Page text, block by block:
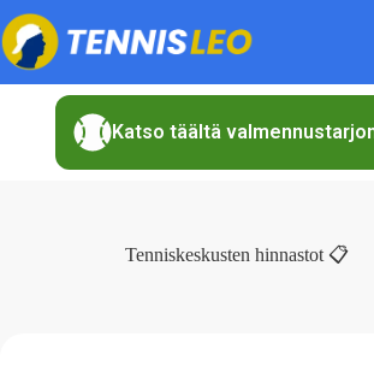
Skip
to
content
Katso täältä
Tenniskeskusten hinnastot 📋